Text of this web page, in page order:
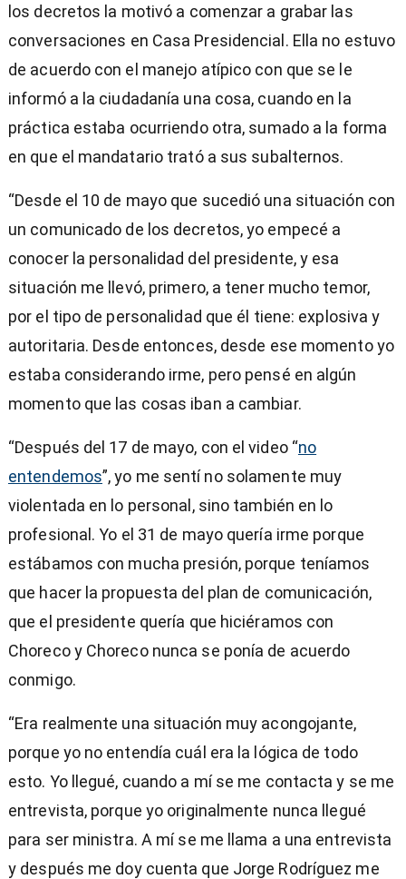
los decretos la motivó a comenzar a grabar las
conversaciones en Casa Presidencial. Ella no estuvo
de acuerdo con el manejo atípico con que se le
informó a la ciudadanía una cosa, cuando en la
práctica estaba ocurriendo otra, sumado a la forma
en que el mandatario trató a sus subalternos.
“Desde el 10 de mayo que sucedió una situación con
un comunicado de los decretos, yo empecé a
conocer la personalidad del presidente, y esa
situación me llevó, primero, a tener mucho temor,
por el tipo de personalidad que él tiene: explosiva y
autoritaria. Desde entonces, desde ese momento yo
estaba considerando irme, pero pensé en algún
momento que las cosas iban a cambiar.
“Después del 17 de mayo, con el video “no
entendemos”, yo me sentí no solamente muy
violentada en lo personal, sino también en lo
profesional. Yo el 31 de mayo quería irme porque
estábamos con mucha presión, porque teníamos
que hacer la propuesta del plan de comunicación,
que el presidente quería que hiciéramos con
Choreco y Choreco nunca se ponía de acuerdo
conmigo.
“Era realmente una situación muy acongojante,
porque yo no entendía cuál era la lógica de todo
esto. Yo llegué, cuando a mí se me contacta y se me
entrevista, porque yo originalmente nunca llegué
para ser ministra. A mí se me llama a una entrevista
y después me doy cuenta que Jorge Rodríguez me